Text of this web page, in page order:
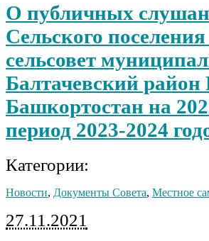
О публичных
Сельского
сельсовет
Балтачевский район
Башкортостан на
период 2023-2024
Категории:
Новости, Документы Совета, Местное
27.11.2021